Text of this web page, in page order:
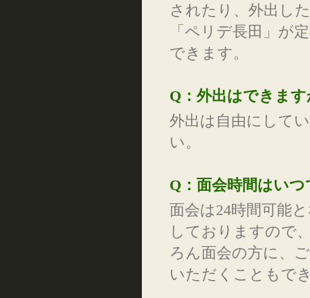
されたり、外出し
「ペリデ長田」が
できます。
Q：外出はできま
外出は自由にして
い。
Q：面会時間はい
面会は24時間可能
しておりますので
ろん面会の方に、
いただくこともで